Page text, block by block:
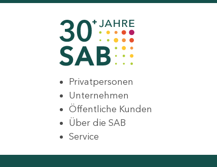
Privatpersonen
Unternehmen
Öffentliche Kunden
Über die SAB
Service